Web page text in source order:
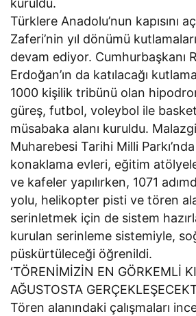
kuruldu.
Türklere Anadolu’nun kapısını
Zaferi’nin yıl dönümü
devam ediyor. Cumhurbaşkanı
Erdoğan’ın da katılacağı
1000 kişilik tribünü olan
güreş, futbol, voleybol ile
müsabaka alanı kuruldu.
Muharebesi Tarihi Milli
konaklama evleri, eğitim
ve kafeler yapılırken, 1071
yolu, helikopter pisti ve tören
serinletmek için de sistem
kurulan serinleme sistemiyle,
püskürtüleceği öğrenildi.
‘TÖRENİMİZİN EN GÖRKEMLİ
AĞUSTOSTA
Tören alanındaki çalışmaları